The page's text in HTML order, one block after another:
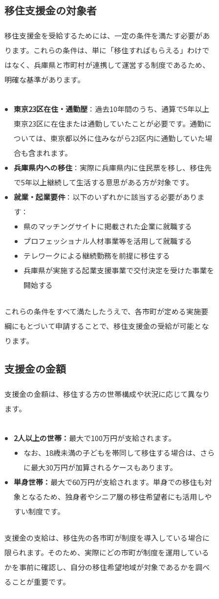
移住支援金の対象者
移住支援金を受給するためには、一定の条件を満たす必要があ
ります。これらの条件は、単に「移住すればもらえる」わけで
はなく、兵庫県と市町村が連携して運営する制度であるため、
明確な基準があります。
東京23区在住・通勤歴 ：過去10年間のうち、通算で5年以上
東京23区に在住または通勤していたことが必要です。通勤に
ついては、東京都以外に住みながら23区内に通勤していた場
合も含まれます。
兵庫県内への移住 ：実際に兵庫県内に住民票を移し、移住先
で5年以上継続して生活する意思がある方が対象です。
就業・起業要件：以下のいずれかに該当する必要がありま
す：
県のマッチングサイトに掲載された企業に就職する
プロフェッショナル人材事業等を活用して就職する
テレワークによる継続勤務を前提に移住する
兵庫県が実施する起業支援事業で交付決定を受けた事業を
開始する
これらの条件をすべて満たしたうえで、各市町が定める実施要
綱にもとづいて申請することで、移住支援金の受給が可能とな
ります。
支援金の金額
支援金の金額は、移住する方の世帯構成や状況に応じて異なり
ます。
2人以上の世帯： 最大で100万円が支給されます。
なお、18歳未満の子どもを帯同して移住する場合は、さら
に最大30万円が加算されるケースもあります。
単身世帯： 最大で60万円が支給されます。単身での移住も対
象となるため、独身者やシニア層の移住希望者にも活用しや
すい制度です。
支援金の支給は、移住先の各市町が制度を導入している場合に
限られます。そのため、実際にどの市町が制度を運用している
かを事前に確認し、自分の移住希望地域が対象であるかを調べ
ることが重要です。